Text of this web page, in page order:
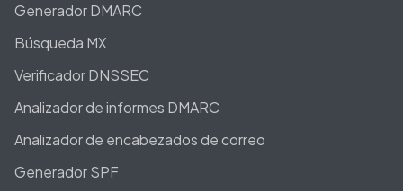
Generador DMARC
Búsqueda MX
Verificador DNSSEC
Analizador de informes DMARC
Analizador de encabezados de correo
Generador SPF